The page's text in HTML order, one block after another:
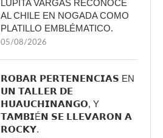
LUPITA VARGAS RECONOCE
AL CHILE EN NOGADA COMO
PLATILLO EMBLÉMATICO.
05/08/2026
𝗥𝗢𝗕𝗔𝗥 𝗣𝗘𝗥𝗧𝗘𝗡𝗘𝗡𝗖𝗜𝗔𝗦 EN
𝗨𝗡 𝗧𝗔𝗟𝗟𝗘𝗥 𝗗𝗘
𝗛𝗨𝗔𝗨𝗖𝗛𝗜𝗡𝗔𝗡𝗚𝗢, Y
𝗧𝗔𝗠𝗕𝗜É𝗡 𝗦𝗘 𝗟𝗟𝗘𝗩𝗔𝗥𝗢𝗡 𝗔
𝗥𝗢𝗖𝗞𝗬.